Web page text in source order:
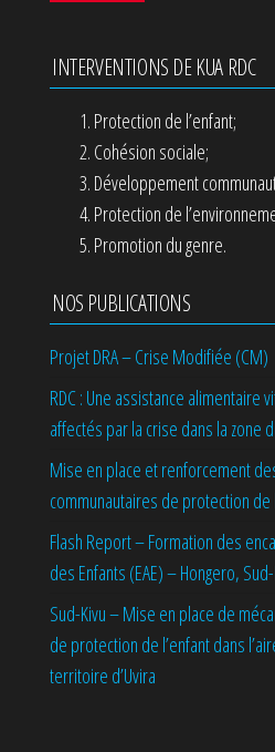
INTERVENTIONS DE KUA RDC
Protection de l’enfant;
Cohésion sociale;
Développement
Protection de
Promotion du genre.
NOS PUBLICATIONS
Projet DRA – Crise Modifiée (CM)
RDC : Une assistance alimentaire
affectés par la crise dans la zone
Mise en place et renforcement
communautaires de protection de
Flash Report – Formation des
des Enfants (EAE) – Hongero,
Sud-Kivu – Mise en place de
de protection de l’enfant dans
territoire d’Uvira